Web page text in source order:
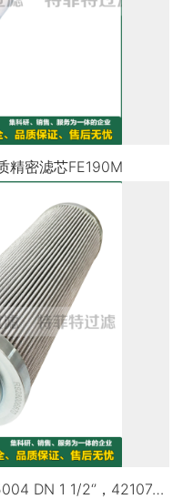
精密滤芯FE190M
氧压机二次油过滤器芯BFD11055004 DN 1 1/2‘’，4210744/01AR